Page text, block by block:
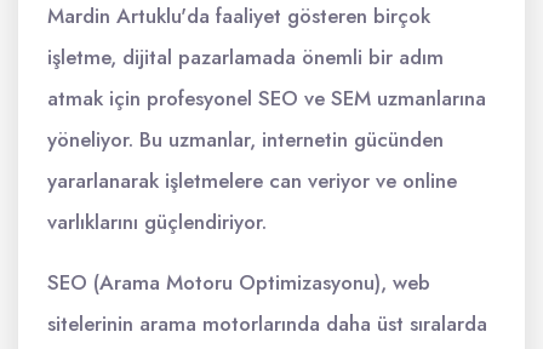
Mardin Artuklu'da faaliyet gösteren birçok
işletme, dijital pazarlamada önemli bir adım
atmak için profesyonel SEO ve SEM uzmanlarına
yöneliyor. Bu uzmanlar, internetin gücünden
yararlanarak işletmelere can veriyor ve online
varlıklarını güçlendiriyor.
SEO (Arama Motoru Optimizasyonu), web
sitelerinin arama motorlarında daha üst sıralarda